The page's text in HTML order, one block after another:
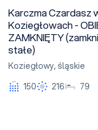
Karczma Czardasz
Koziegłowach -
ZAMKNIĘTY
stałe)
Koziegłowy, śląskie
150
216 79